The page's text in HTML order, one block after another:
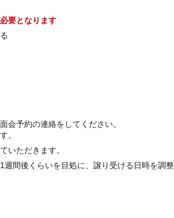
要となります
会予約の連絡をしてください。
。
いただきます。
間後くらいを目処に、譲り受ける日時を調整